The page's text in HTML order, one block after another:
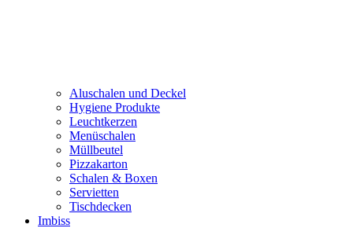
Aluschalen und Deckel
Hygiene Produkte
Leuchtkerzen
Menüschalen
Müllbeutel
Pizzakarton
Schalen & Boxen
Servietten
Tischdecken
Imbiss